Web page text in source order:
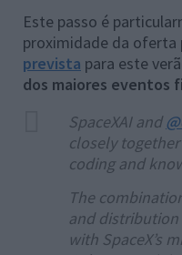
Este passo é
proximidade da oferta
prevista para este
dos maiores eventos
SpaceXAI and
closely
coding and
The
and
with SpaceX’s